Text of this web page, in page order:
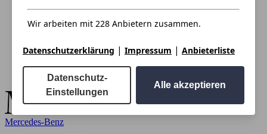
Mercedes-Benz
Wir arbeiten mit 228 Anbietern zusammen.
Datenschutzerklärung | Impressum | Anbieterliste
Datenschutz-
Einstellungen
Alle akzeptieren